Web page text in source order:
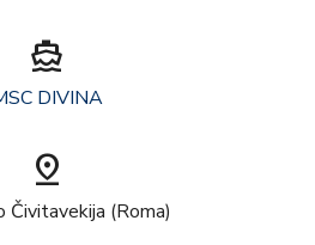
directions_boat
DIVINA
pin_drop
Čivitavekija (Roma)